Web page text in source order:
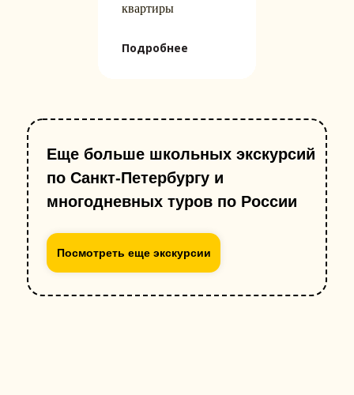
квартиры
Подробнее
Еще больше школьных экскурсий
по Санкт-Петербургу и
многодневных туров по России
Посмотреть еще экскурсии